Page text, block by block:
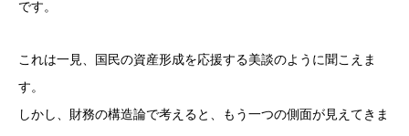
です。
これは一見、国民の資産形成を応援する美談のように聞こえま
す。
しかし、財務の構造論で考えると、もう一つの側面が見えてきま